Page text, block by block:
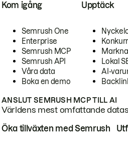
Kom igång
Semrush One
Enterprise
Semrush MCP
Semrush API
Våra data
Boka en demo
Upptäck
Lokal
AI-
ANSLUT SEMRUSH MCP TILL AI
Världens mest omfattande
Öka tillväxten med Semrush